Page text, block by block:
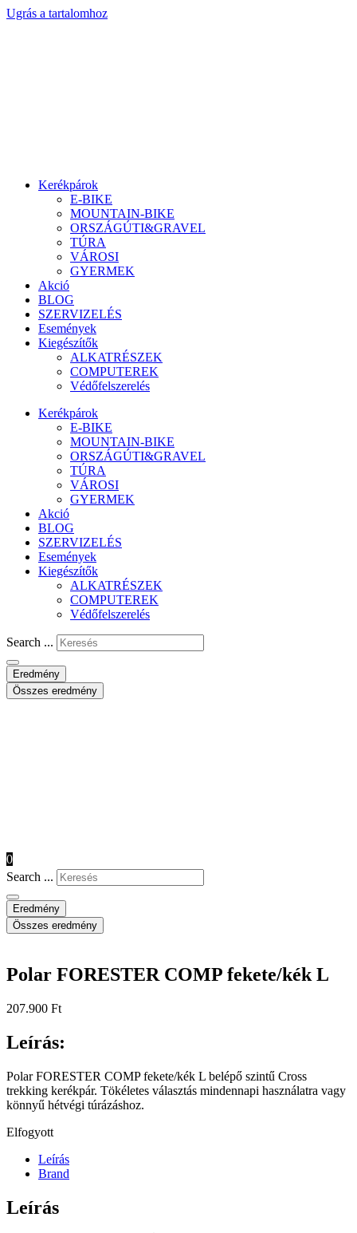
Ugrás a tartalomhoz
Kerékpárok
E-BIKE
MOUNTAIN-BIKE
ORSZÁGÚTI&GRAVEL
TÚRA
VÁROSI
GYERMEK
Akció
BLOG
SZERVIZELÉS
Események
Kiegészítők
ALKATRÉSZEK
COMPUTEREK
Védőfelszerelés
Kerékpárok
E-BIKE
MOUNTAIN-BIKE
ORSZÁGÚTI&GRAVEL
TÚRA
VÁROSI
GYERMEK
Akció
BLOG
SZERVIZELÉS
Események
Kiegészítők
ALKATRÉSZEK
COMPUTEREK
Védőfelszerelés
Search ...
Eredmény
Összes eredmény
0
Search ...
Eredmény
Összes eredmény
Polar FORESTER COMP fekete/kék L
207.900 Ft
Leírás:
Polar FORESTER COMP fekete/kék L belépő szintű Cross
trekking kerékpár. Tökéletes választás mindennapi használatra vagy
könnyű hétvégi túrázáshoz.
Elfogyott
Leírás
Brand
Leírás